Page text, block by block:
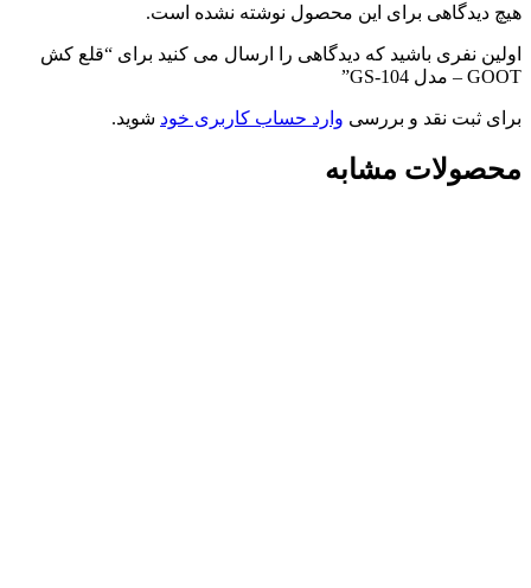
هیچ دیدگاهی برای این محصول نوشته نشده است.
اولین نفری باشید که دیدگاهی را ارسال می کنید برای “قلع کش
GOOT – مدل GS-104”
برای ثبت نقد و بررسی وارد حساب کاربری خود شوید.
محصولات مشابه